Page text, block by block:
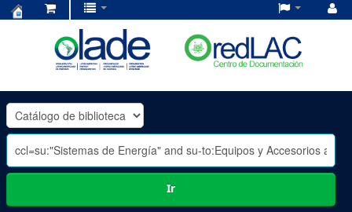
OLADE
-
Ir